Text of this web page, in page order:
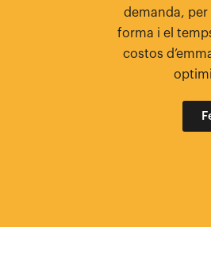
demanda, per
forma i el
costos